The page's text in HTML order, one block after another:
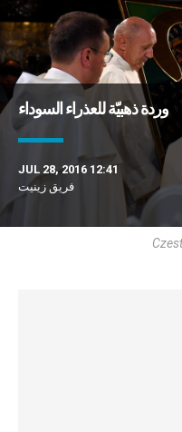
وردة ذهبيّة للعذراء السوداء
JUL 28, 2016 12:41
فريق زينيت